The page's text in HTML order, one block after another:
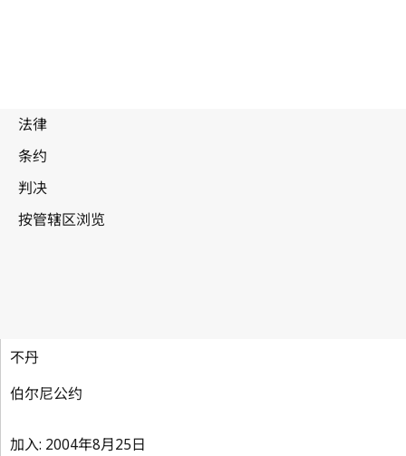
不丹
伯尔尼公约
加入: 2004年8月25日